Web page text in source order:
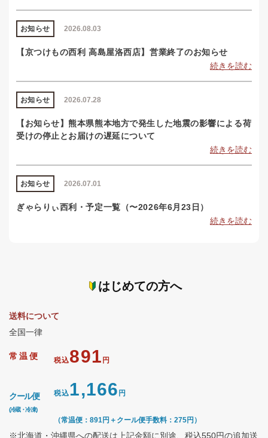
2026.08.03
お知らせ
【京つけもの西利 高島屋洛西店】営業終了のお知らせ
続きを読む
2026.07.28
お知らせ
【お知らせ】熊本県熊本地方で発生した地震の影響による荷
受けの停止とお届けの遅延について
続きを読む
2026.07.01
お知らせ
ぎゃらりぃ西利・予定一覧（〜2026年6月23日）
続きを読む
はじめての方へ
送料について
全国一律
常温便 税込891 円
クール便
(冷蔵・冷凍)
税込1,166 円
（常温便：891円＋クール便手数料：275円）
※北海道・沖縄県への配送は上記金額に別途、税込550円の追加送